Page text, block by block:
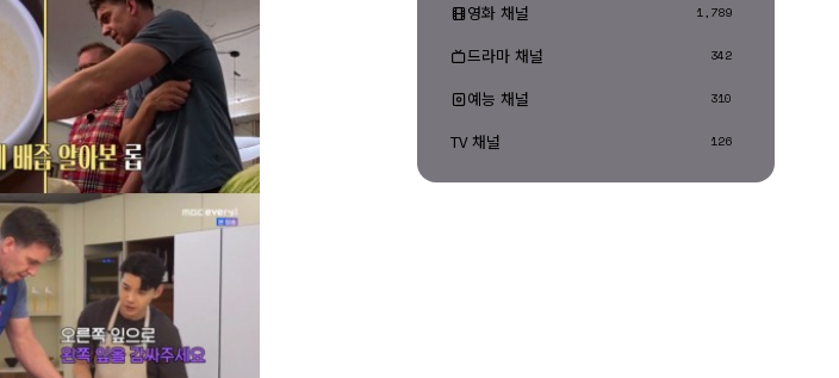
영화 채널 1,789
드라마 채널 342
예능 채널 310
TV 채널 126